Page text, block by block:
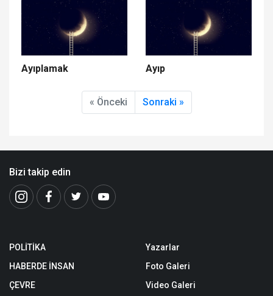
Ayıplamak Ayıp
« Önceki Sonraki »
Bizi takip edin
POLİTİKA
HABERDE İNSAN
ÇEVRE
Yazarlar
Foto Galeri
Video Galeri